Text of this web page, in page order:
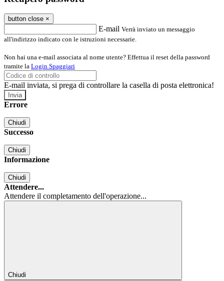
button close ×
E-mail Verrà inviato un messaggio
all'indirizzo indicato con le istruzioni necessarie.
Non hai una e-mail associata al nome utente? Effettua il reset della password
tramite la Login Spaggiari
E-mail inviata, si prega di controllare la casella di posta elettronica!
Errore
Chiudi
Successo
Chiudi
Informazione
Chiudi
Attendere...
Attendere il completamento dell'operazione...
Chiudi